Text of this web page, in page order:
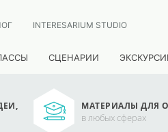
INTERESARIUM STUDIO
СЦЕНАРИИ
МАТЕРИАЛЫ ДЛЯ
в любых сферах